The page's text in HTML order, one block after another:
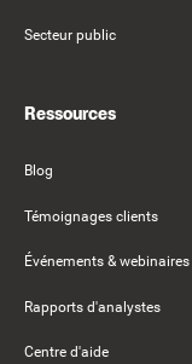
Secteur public
Ressources
Blog
Témoignages clients
Événements & webinaires
Rapports d'analystes
Centre d'aide